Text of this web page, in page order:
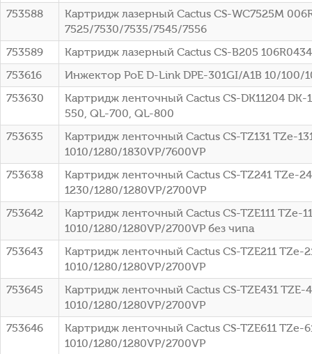
753588
Картридж лазерный Cactus CS-WC7525M
7525/7530/7535/7545/7556
753589
Картридж лазерный Cactus CS-B205
753616
Инжектор PoE D-Link DPE-301GI/A1B 10/100/
753630
Картридж ленточный Cactus CS-DK11204
550, QL-700, QL-800
753635
Картридж ленточный Cactus CS-TZ131 TZe-
1010/1280/1830VP/7600VP
753638
Картридж ленточный Cactus CS-TZ241 TZe-
1230/1280/1280VP/2700VP
753642
Картридж ленточный Cactus CS-TZE111 TZe-
1010/1280/1280VP/2700VP без чипа
753643
Картридж ленточный Cactus CS-TZE211
1010/1280/1280VP/2700VP
753645
Картридж ленточный Cactus CS-TZE431
1010/1280/1280VP/2700VP
753646
Картридж ленточный Cactus CS-TZE611
1010/1280/1280VP/2700VP